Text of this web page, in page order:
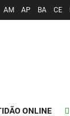
AM AP BA CE
ONLINE